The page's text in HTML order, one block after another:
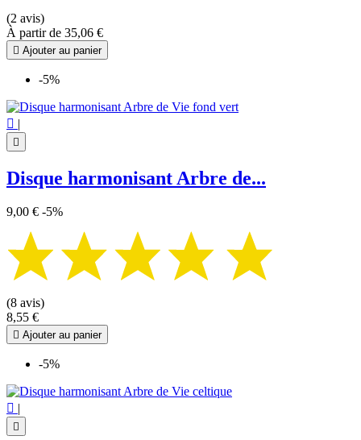
(2 avis)
À partir de 35,06 €
 Ajouter au panier
-5%
 |

Disque harmonisant Arbre de...
9,00 € -5%
(8 avis)
8,55 €
 Ajouter au panier
-5%
 |
